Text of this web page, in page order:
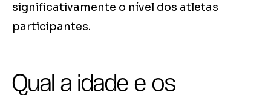
significativamente o nível dos atletas
participantes.
Qual a idade e os